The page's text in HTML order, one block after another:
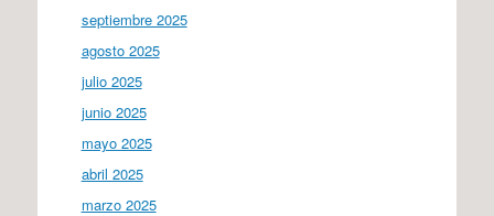
septiembre 2025
agosto 2025
julio 2025
junio 2025
mayo 2025
abril 2025
marzo 2025